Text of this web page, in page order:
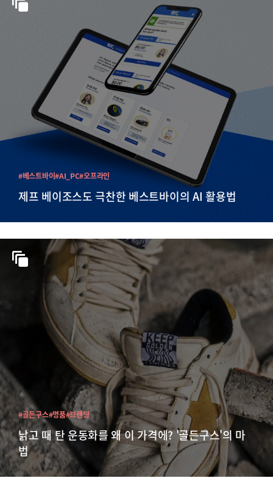
제프 베이조스도 극찬한 베스트바이의 AI 활용법
#베스트바이#AI_PC#오프라인
낡고 때 탄 운동화를 왜 이 가격에? '골든구스'의 마
법
#골든구스#명품#브랜딩